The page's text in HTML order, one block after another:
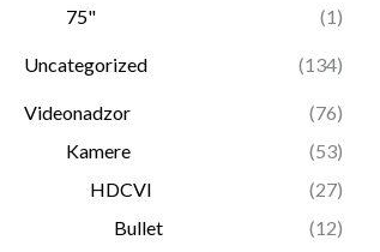
75"
(1)
Uncategorized (134)
Videonadzor
(76)
Kamere
(53)
HDCVI
(27)
Bullet
(12)